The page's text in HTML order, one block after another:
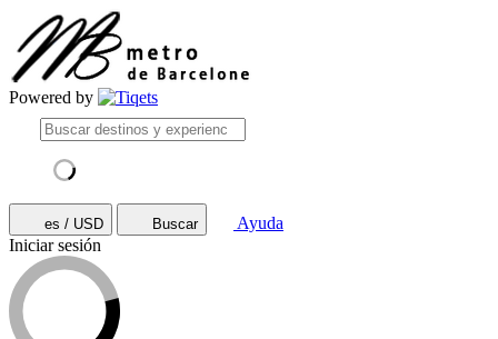
Powered by
es / USD Buscar
Ayuda
Iniciar sesión